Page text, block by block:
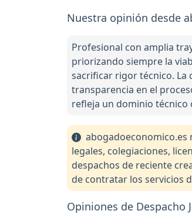
Nuestra opinión desde
Profesional con amplia
priorizando siempre la
sacrificar rigor técnico. La
transparencia en el
refleja un dominio técnico
abogadoeconomico.es
legales, colegiaciones,
despachos de reciente
de contratar los servicios
Opiniones de Despacho